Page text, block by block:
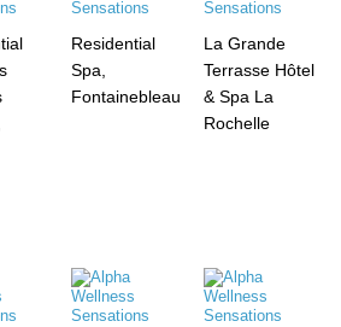
Residential
Spa,
Fontainebleau
La Grande
Terrasse Hôtel
& Spa La
Rochelle